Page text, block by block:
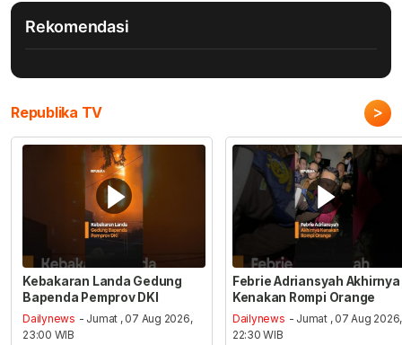
Rekomendasi
Republika TV >
Kebakaran Landa Gedung
Bapenda Pemprov DKI
Dailynews - Jumat , 07 Aug 2026,
23:00 WIB
Febrie Adriansyah Akhirnya
Kenakan Rompi Orange
Dailynews - Jumat , 07 Aug 2026,
22:30 WIB